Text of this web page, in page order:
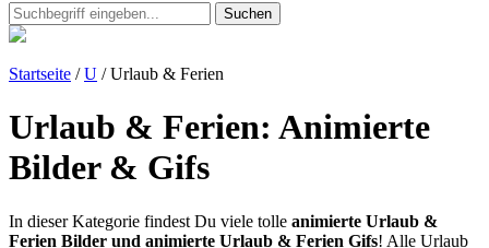
Suchen
Startseite /U / Urlaub & Ferien
Urlaub & Ferien: Animierte
Bilder & Gifs
In dieser Kategorie findest Du viele tolle animierte Urlaub &
Ferien Bilder und animierte Urlaub & Ferien Gifs! Alle Urlaub